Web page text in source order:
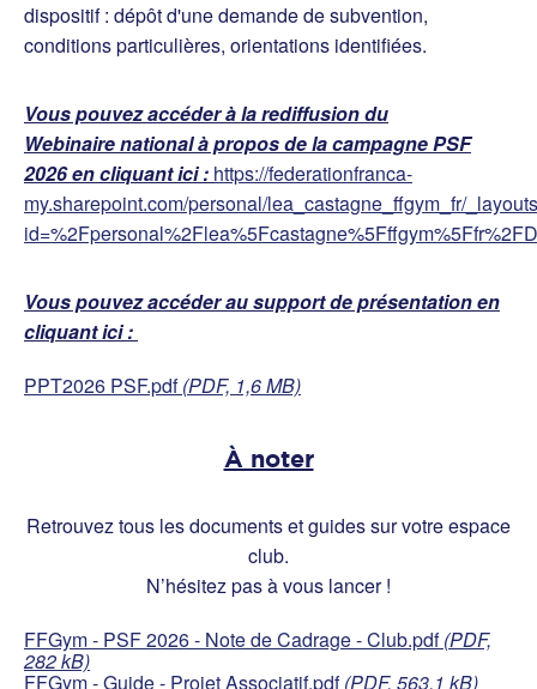
dispositif : dépôt d'une demande de subvention,
conditions particulières, orientations identifiées.
Vous pouvez accéder à la rediffusion du
Webinaire national à propos de la campagne PSF
2026 en cliquant ici : https://federationfranca-
my.sharepoint.com/personal/lea_castagne_ffgym_fr/
Vous pouvez accéder au support de présentation en
cliquant ici :
PPT2026 PSF.pdf(PDF, 1,6 MB)
À noter
Retrouvez tous les documents et guides sur votre espace
club.
N’hésitez pas à vous lancer !
FFGym - PSF 2026 - Note de Cadrage - Club.pdf(PDF,
282 kB)
FFGym - Guide - Projet Associatif.pdf(PDF, 563,1 kB)